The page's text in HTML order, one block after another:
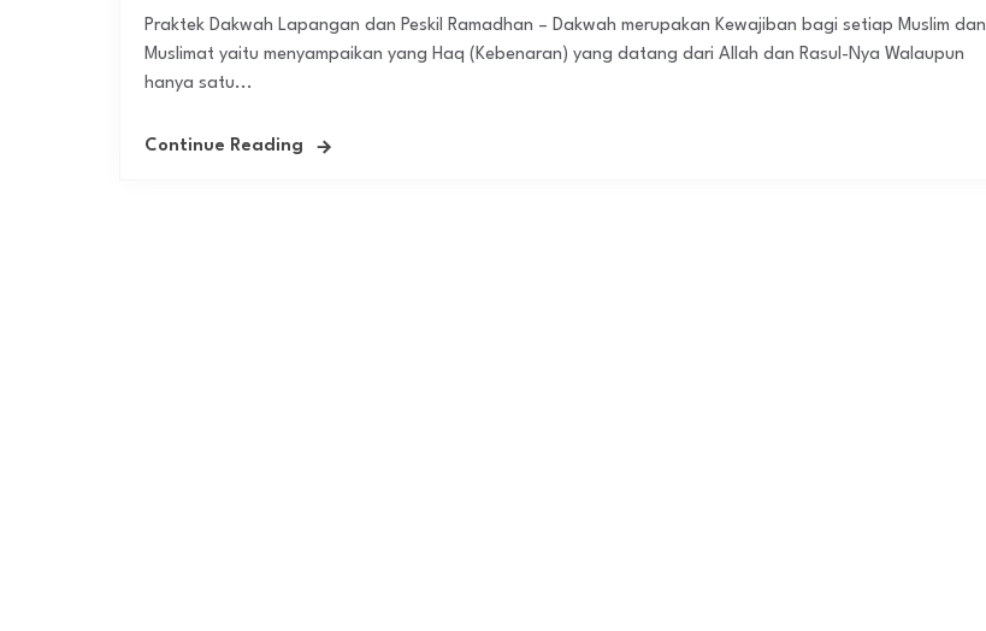
Praktek Dakwah Lapangan dan Peskil Ramadhan – Dakwah merupakan Kewajiban bagi setiap Muslim dan
Muslimat yaitu menyampaikan yang Haq (Kebenaran) yang datang dari Allah dan Rasul-Nya Walaupun
hanya satu...
Continue Reading